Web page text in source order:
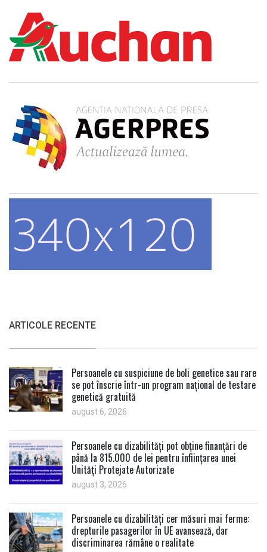
ARTICOLE RECENTE
Persoanele cu suspiciune de boli genetice sau rare
se pot înscrie într-un program național de testare
genetică gratuită
august 6, 2026
Persoanele cu dizabilități pot obține finanțări de
până la 815.000 de lei pentru înființarea unei
Unități Protejate Autorizate
august 3, 2026
Persoanele cu dizabilități cer măsuri mai ferme:
drepturile pasagerilor în UE avansează, dar
discriminarea rămâne o realitate